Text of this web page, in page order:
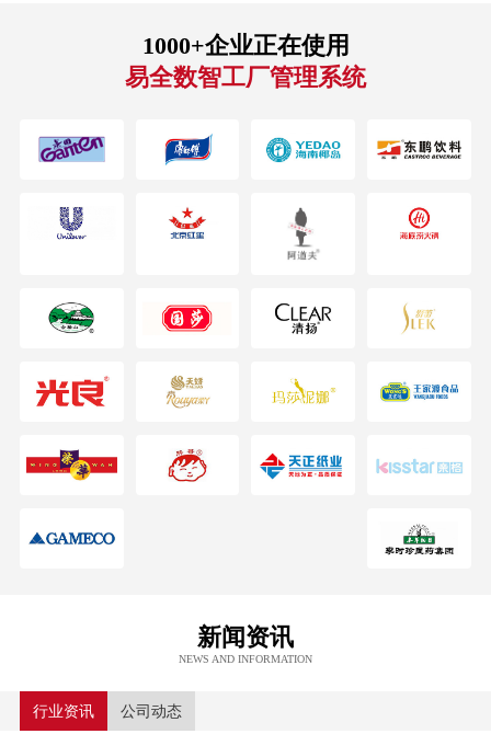
1000+企业正在使用
易全数智工厂管理系统
新闻资讯
NEWS AND INFORMATION
行业资讯 公司动态